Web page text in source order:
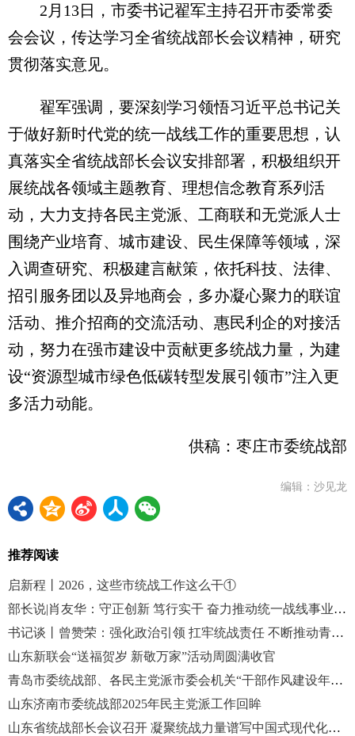
2月13日，市委书记翟军主持召开市委常委
会会议，传达学习全省统战部长会议精神，研究
贯彻落实意见。
翟军强调，要深刻学习领悟习近平总书记关
于做好新时代党的统一战线工作的重要思想，认
真落实全省统战部长会议安排部署，积极组织开
展统战各领域主题教育、理想信念教育系列活
动，大力支持各民主党派、工商联和无党派人士
围绕产业培育、城市建设、民生保障等领域，深
入调查研究、积极建言献策，依托科技、法律、
招引服务团以及异地商会，多办凝心聚力的联谊
活动、推介招商的交流活动、惠民利企的对接活
动，努力在强市建设中贡献更多统战力量，为建
设“资源型城市绿色低碳转型发展引领市”注入更
多活力动能。
供稿：枣庄市委统战部
编辑：沙见龙
推荐阅读
启新程丨2026，这些市统战工作这么干①
部长说|肖友华：守正创新 笃行实干 奋力推动统一战线事业高质量发展
书记谈丨曾赞荣：强化政治引领 扛牢统战责任 不断推动青岛统战工作再上新台阶
山东新联会“送福贺岁 新敬万家”活动周圆满收官
青岛市委统战部、各民主党派市委会机关“干部作风建设年”活动动员大会召开
山东济南市委统战部2025年民主党派工作回眸
山东省统战部长会议召开 凝聚统战力量谱写中国式现代化山东篇章